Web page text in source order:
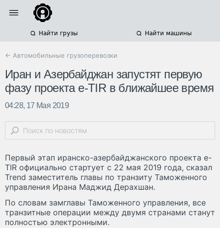
Найти грузы Найти машины
← Автомобильные грузоперевозки
Иран и Азербайджан запустят первую
фазу проекта e-TIR в ближайшее время
04:28, 17 Мая 2019
Первый этап иранско-азербайджанского проекта e-
TIR официально стартует с 22 мая 2019 года, сказал
Trend заместитель главы по транзиту Таможенного
управления Ирана Маджид Дерахшан.
По словам замглавы Таможенного управления, все
транзитные операции между двумя странами станут
полностью электронными.